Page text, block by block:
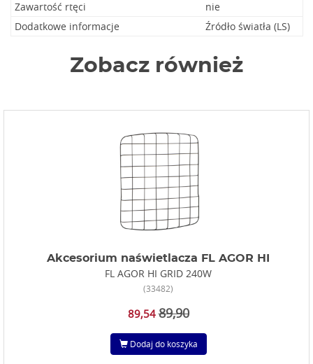
Zawartość rtęci
nie
Dodatkowe informacje
Źródło światła (LS)
Zobacz również
Akcesorium naświetlacza FL AGOR HI
FL AGOR HI GRID 240W
(33482)
89,54 89,90
Dodaj do koszyka